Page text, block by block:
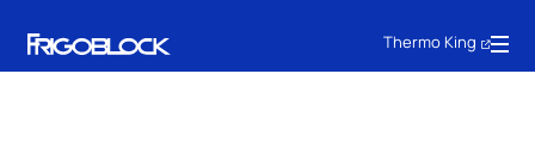
Thermo King